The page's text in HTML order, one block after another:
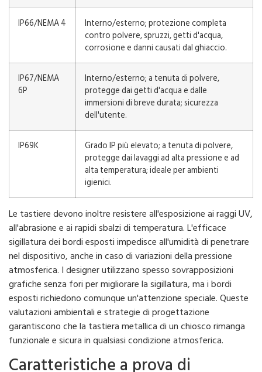
IP66/NEMA 4
Interno/esterno; protezione completa
contro polvere, spruzzi, getti d'acqua,
corrosione e danni causati dal ghiaccio.
IP67/NEMA
6P
Interno/esterno; a tenuta di polvere,
protegge dai getti d'acqua e dalle
immersioni di breve durata; sicurezza
dell'utente.
IP69K
Grado IP più elevato; a tenuta di polvere,
protegge dai lavaggi ad alta pressione e ad
alta temperatura; ideale per ambienti
igienici.
Le tastiere devono inoltre resistere all'esposizione ai raggi UV,
all'abrasione e ai rapidi sbalzi di temperatura. L'efficace
sigillatura dei bordi esposti impedisce all'umidità di penetrare
nel dispositivo, anche in caso di variazioni della pressione
atmosferica. I designer utilizzano spesso sovrapposizioni
grafiche senza fori per migliorare la sigillatura, ma i bordi
esposti richiedono comunque un'attenzione speciale. Queste
valutazioni ambientali e strategie di progettazione
garantiscono che la tastiera metallica di un chiosco rimanga
funzionale e sicura in qualsiasi condizione atmosferica.
Caratteristiche a prova di